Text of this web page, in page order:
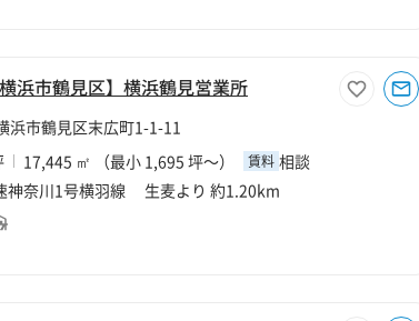
横浜市鶴見区】横浜鶴見営業所
浜市鶴見区末広町1-1-11
17,445 ㎡ （最小 1,695 坪～） 賃料 相談
神奈川1号横羽線 生麦より 約1.20km